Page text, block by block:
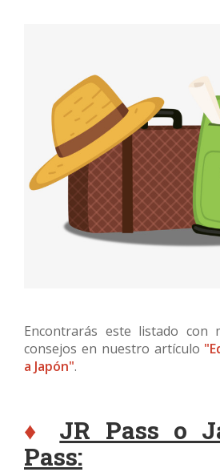
Encontrarás este listado con
consejos en nuestro artículo
a Japón".
♦ JR Pass o
Pass: